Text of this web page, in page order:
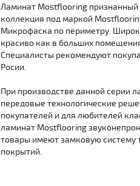
Ламинат Mostflooring
коллекция под маркой
Микрофаска по периметру.
красиво как в больших
Специалисты рекомендуют
Росии.
При производстве данной серии
передовые технологические
покупателей и для любителей
ламинат Mostflooring
товары имеют замковую систему
покрытий.